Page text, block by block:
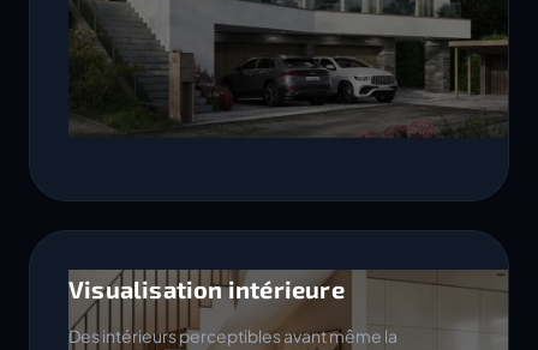
Visualisation intérieure
Des intérieurs perceptibles avant même la